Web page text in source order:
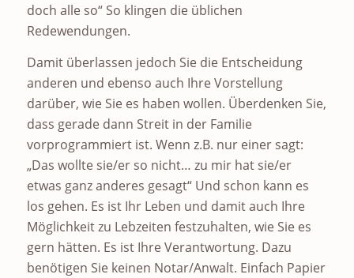
doch alle so“ So klingen die üblichen
Redewendungen.
Damit überlassen jedoch Sie die Entscheidung
anderen und ebenso auch Ihre Vorstellung
darüber, wie Sie es haben wollen. Überdenken Sie,
dass gerade dann Streit in der Familie
vorprogrammiert ist. Wenn z.B. nur einer sagt:
„Das wollte sie/er so nicht… zu mir hat sie/er
etwas ganz anderes gesagt“ Und schon kann es
los gehen. Es ist Ihr Leben und damit auch Ihre
Möglichkeit zu Lebzeiten festzuhalten, wie Sie es
gern hätten. Es ist Ihre Verantwortung. Dazu
benötigen Sie keinen Notar/Anwalt. Einfach Papier